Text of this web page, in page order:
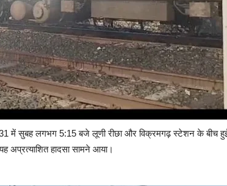
में सुबह लगभग 5:15 बजे लूणी रीछा और विक्रमगढ़ स्टेशन के बीच
अप्रत्याशित हादसा सामने आया।
मध्यप्रदेश